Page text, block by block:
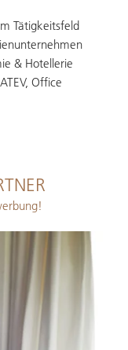
Tätigkeitsfeld
& Hotellerie
Office